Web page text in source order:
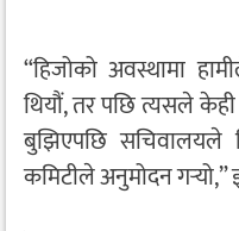
“हिजोको अवस्थामा
थियौं, तर पछि त्यसले
बुझिएपछि सचिवालयले
कमिटीले अनुमोदन गर्‍यो,”